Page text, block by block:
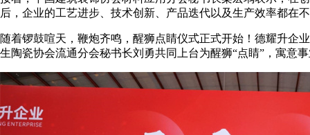
后，企业的工艺进步、技术创新、产品迭代以及生产效率都在
随着锣鼓喧天，鞭炮齐鸣，醒狮点睛仪式正式开始！德耀升企
生陶瓷协会流通分会秘书长刘勇共同上台为醒狮“点睛”，寓意